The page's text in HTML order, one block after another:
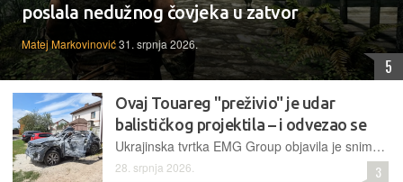
poslala nedužnog čovjeka u zatvor
Matej Markovinović31. srpnja 2026.
5
Ovaj Touareg "preživio" je udar
balističkog projektila – i odvezao se
Ukrajinska tvrtka EMG Group objavila je snimke uništenog modela Volkswagen Touareg koji je, unatoč teškim oštećenjima od eksplozije, bez poteškoća upalio te napustio lokaciju
28. srpnja 2026. 3